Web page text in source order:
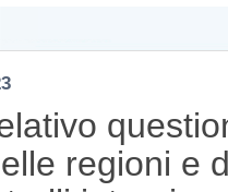
regioni e